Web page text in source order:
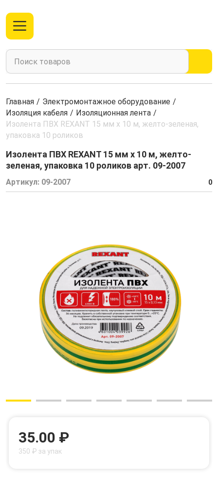
Главная / Электромонтажное оборудование /
Изоляция кабеля / Изоляционная лента /
Изолента ПВХ REXANT 15 мм х 10 м, желто-зеленая,
упаковка 10 роликов
Изолента ПВХ REXANT 15 мм х 10 м, желто-
зеленая, упаковка 10 роликов арт. 09-2007
Артикул: 09-2007 0
35.00 ₽
350 ₽ за упак